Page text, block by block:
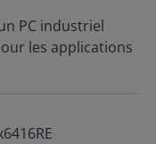
PC industriel
les applications